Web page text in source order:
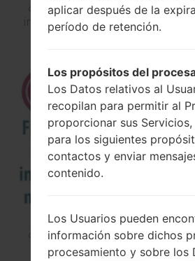
¿Cómo instalar Firmware
inteligente de LG mediante
¿Cómo instalar Firmware
inteligente de LG
aplicar después de la
período de retención.
Los propósitos del
Los Datos relativos al
recopilan para permitir al
proporcionar sus
para los siguientes
contactos y enviar
contenido.
Los Usuarios pueden
información sobre dichos
procesamiento y sobre los